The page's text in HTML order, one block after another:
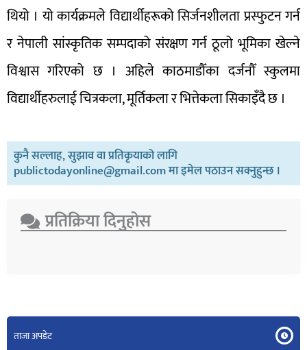
थियो । यो कार्यक्रमले विद्यार्थीहरूको सिर्जनशीलता प्रस्फुटन गर्न
र नेपाली सांस्कृतिक सम्पदाको संरक्षण गर्न ठूलो भूमिका खेल्ने
विश्वास गरिएको छ । अहिले काठमाडौँका दर्जनौँ स्कुलमा
विद्यार्थीहरुलाई चित्रकला, मूर्तिकला र भित्तेकला सिकाइँदै छ ।
कुनै सल्लाह, सुझाव वा प्रतिकृयाको लागि
publictodayonline@gmail.com मा इमेल पठाउन सक्नुहुन्छ ।
प्रतिक्रिया दिनुहोस​
ताजा अपडेट